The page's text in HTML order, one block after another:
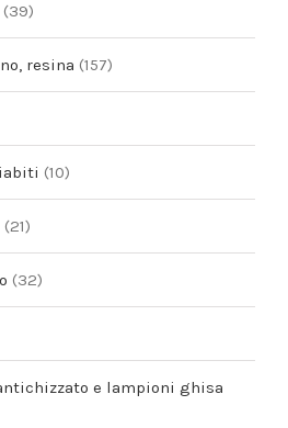
(39)
resina (157)
(10)
(21)
(32)
e lampioni ghisa